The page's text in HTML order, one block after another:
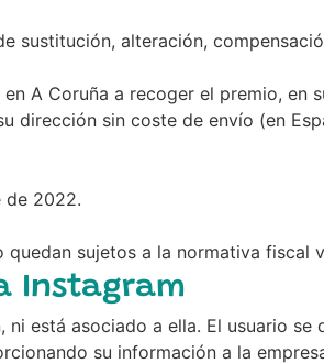
sustitución, alteración,
A Coruña a recoger el premio, en
dirección sin coste de envío (en
de 2022.
sujetos a la normativa fiscal
Instagram
está asociado a ella. El usuario se
su información a la